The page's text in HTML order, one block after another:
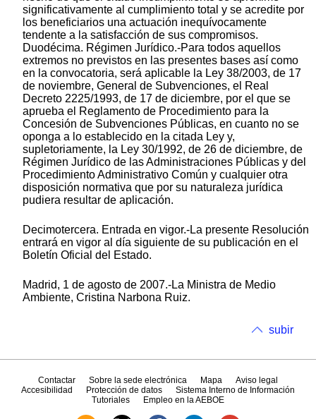
significativamente al cumplimiento total y se acredite por
los beneficiarios una actuación inequívocamente
tendente a la satisfacción de sus compromisos.
Duodécima. Régimen Jurídico.-Para todos aquellos
extremos no previstos en las presentes bases así como
en la convocatoria, será aplicable la Ley 38/2003, de 17
de noviembre, General de Subvenciones, el Real
Decreto 2225/1993, de 17 de diciembre, por el que se
aprueba el Reglamento de Procedimiento para la
Concesión de Subvenciones Públicas, en cuanto no se
oponga a lo establecido en la citada Ley y,
supletoriamente, la Ley 30/1992, de 26 de diciembre, de
Régimen Jurídico de las Administraciones Públicas y del
Procedimiento Administrativo Común y cualquier otra
disposición normativa que por su naturaleza jurídica
pudiera resultar de aplicación.
Decimotercera. Entrada en vigor.-La presente Resolución
entrará en vigor al día siguiente de su publicación en el
Boletín Oficial del Estado.
Madrid, 1 de agosto de 2007.-La Ministra de Medio
Ambiente, Cristina Narbona Ruiz.
subir
Contactar Sobre la sede electrónica Mapa
Aviso legal
Accesibilidad
Protección de datos
Sistema Interno de Información
Tutoriales
Empleo en la AEBOE